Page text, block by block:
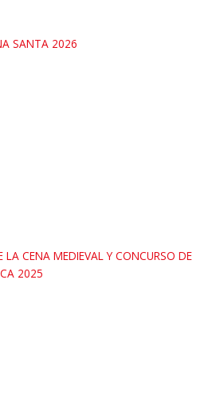
SANTA 2026
LA CENA MEDIEVAL Y CONCURSO DE
2025